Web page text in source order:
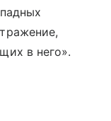
в него».